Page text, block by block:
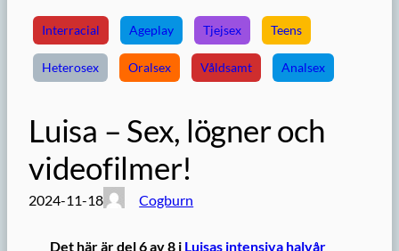
Interracial Ageplay Tjejsex Teens
Heterosex Oralsex Våldsamt Analsex
Luisa – Sex, lögner och
videofilmer!
2024-11-18 Cogburn
Det här är del 6 av 8 i Luisas intensiva halvår